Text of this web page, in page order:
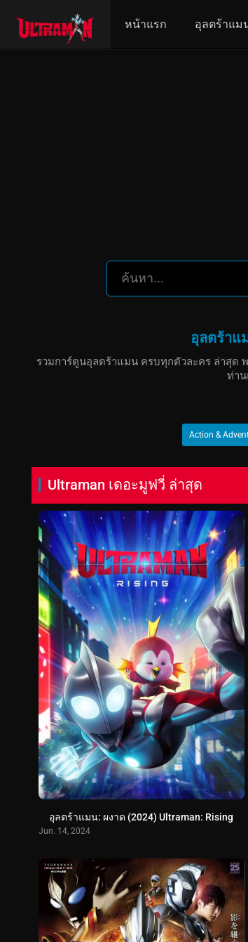
หน้าแรก อุลตร้าแม
อุลตร้าแ
รวมการ์ตูนอุลตร้าแมน ครบทุกตัวละคร ล่าสุด
ท่าน
Action &
Ultraman เดอะมูฟวี่ ล่าสุด
อุลตร้าแมน: ผงาด (2024) Ultraman: Rising
Jun. 14, 2024